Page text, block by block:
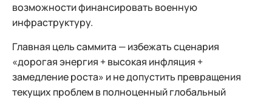
возможности финансировать военную
инфраструктуру.
Главная цель саммита — избежать сценария
«дорогая энергия + высокая инфляция +
замедление роста» и не допустить превращения
текущих проблем в полноценный глобальный